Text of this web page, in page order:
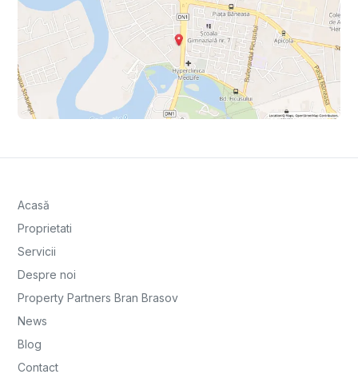
Acasă
Proprietati
Servicii
Despre noi
Property Partners Bran Brasov
News
Blog
Contact